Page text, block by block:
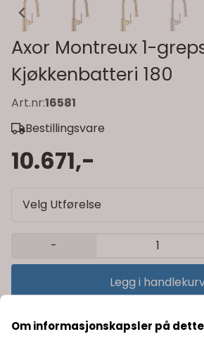
Axor Montreux 1-
Kjøkkenbatteri 180
Art.nr:16581
Bestillingsvare
10.671,-
Velg Utførelse
-
Legg i
Trygg handel med Klarna/Vipps
Om informasjonskapsler på